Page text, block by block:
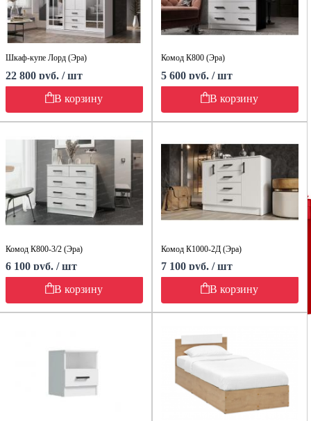
Шкаф-купе Лорд (Эра)
22 800 руб. / шт
В корзину
Комод К800 (Эра)
5 600 руб. / шт
В корзину
Комод К800-3/2 (Эра)
6 100 руб. / шт
В корзину
Комод К1000-2Д (Эра)
7 100 руб. / шт
В корзину